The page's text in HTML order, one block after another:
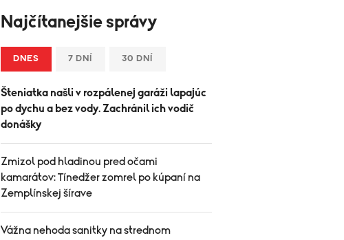
Najčítanejšie správy
DNES 7 DNÍ 30 DNÍ
Šteniatka našli v rozpálenej garáži lapajúc
po dychu a bez vody. Zachránil ich vodič
donášky
Zmizol pod hladinou pred očami
kamarátov: Tínedžer zomrel po kúpaní na
Zemplínskej šírave
Vážna nehoda sanitky na strednom